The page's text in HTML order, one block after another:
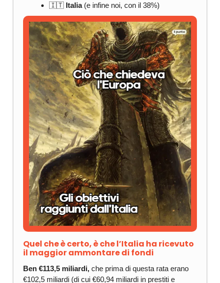
🇮🇹 Italia(e infine noi, con il 38%)
Quel che è certo, è che l’Italia ha ricevuto
il maggior ammontare di fondi
Ben €113,5 miliardi, che prima di questa rata erano
€102,5 miliardi (di cui €60,94 miliardi in prestiti e